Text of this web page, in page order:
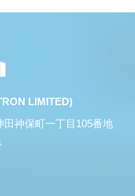
LIMITED)
田神保町一丁目105番地